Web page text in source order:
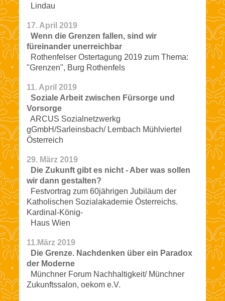
Lindau
17. April 2019
Wenn die Grenzen fallen, sind wir
füreinander unerreichbar
Rothenfelser Ostertagung 2019 zum Thema:
"Grenzen", Burg Rothenfels
11. April 2019
Soziale Arbeit zwischen Fürsorge und
Vorsorge
ARCUS Sozialnetzwerkg
gGmbH/Sarleinsbach/ Lembach Mühlviertel
Österreich
29. März 2019
Die Zukunft gibt es nicht - Aber was sollen
wir dann gestalten?
Festvortrag zum 60jährigen Jubiläum der
Katholischen Sozialakademie Österreichs.
Kardinal-König-
Haus Wien
11.März 2019
Die Grenze. Nachdenken über ein Paradox
der Moderne
Münchner Forum Nachhaltigkeit/ Münchner
Zukunftssalon, oekom e.V.